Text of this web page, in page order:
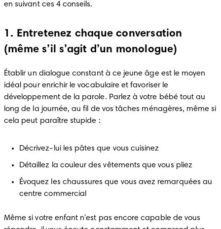
en suivant ces 4 conseils.
1. Entretenez chaque conversation
(même s’il s’agit d’un monologue)
Établir un dialogue constant à ce jeune âge est le moyen
idéal pour enrichir le vocabulaire et favoriser le
développement de la parole. Parlez à votre bébé tout au
long de la journée, au fil de vos tâches ménagères, même si
cela peut paraître stupide :
Décrivez-lui les pâtes que vous cuisinez
Détaillez la couleur des vêtements que vous pliez
Évoquez les chaussures que vous avez remarquées au
centre commercial
Même si votre enfant n'est pas encore capable de vous